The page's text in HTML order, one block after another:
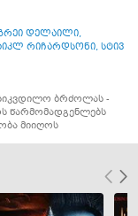
დელაილი,
რიჩარდსონი, სტივ
ბრძოლას -
წარმომადგენლებს
მიიღოს